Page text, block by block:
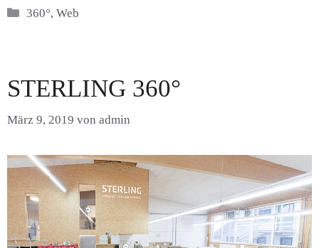
Kategorien
360°,Web
STERLING 360°
März 9, 2019 von admin